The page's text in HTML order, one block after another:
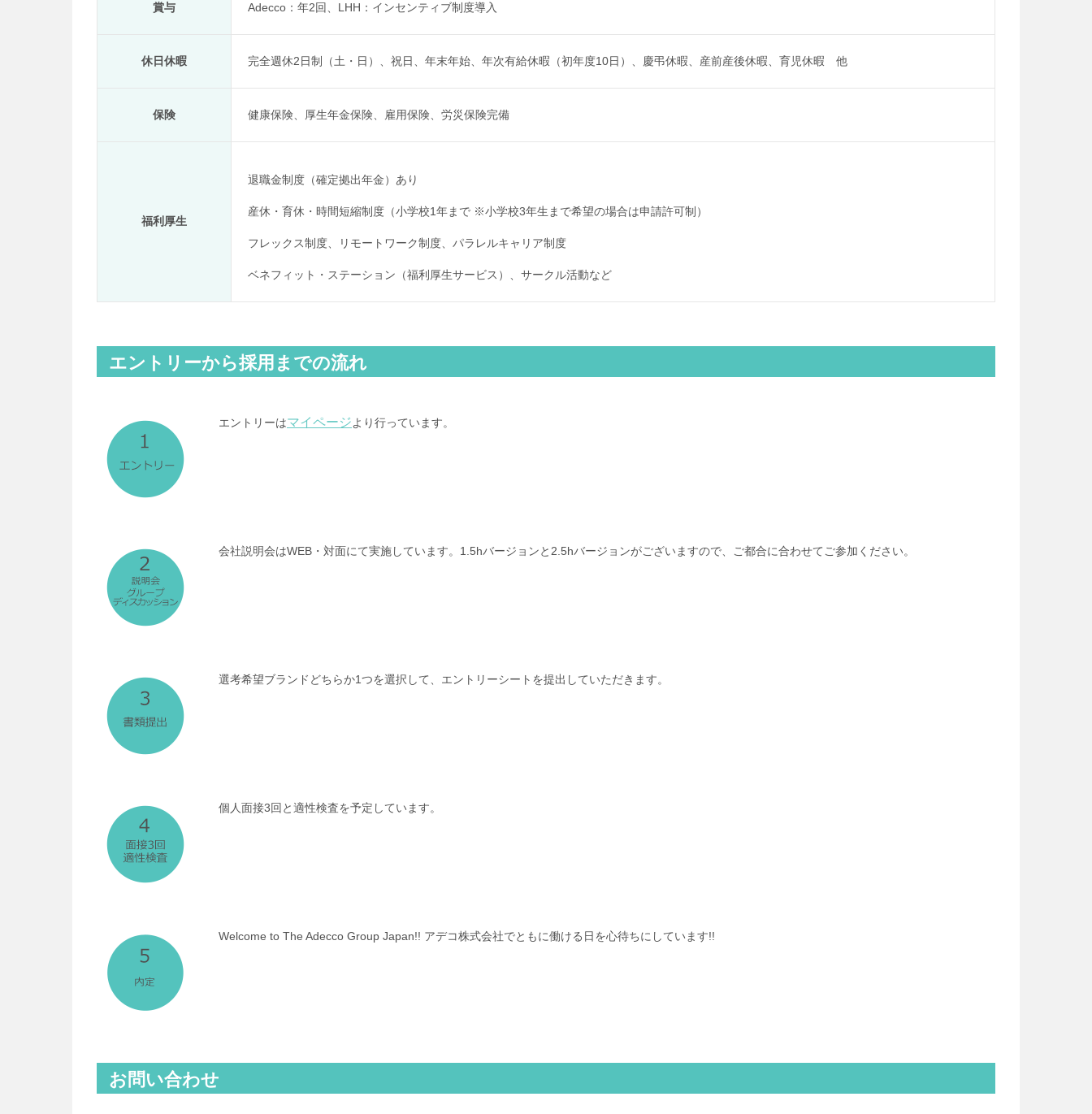
賞与 Adecco：年2回、LHH：インセンティブ制度導入
休日休暇 完全週休2日制（土・日）、祝日、年末年始、年次有給休暇（初年度10日）、慶弔休暇、産前産後休暇、育児休暇 他
保険 健康保険、厚生年金保険、雇用保険、労災保険完備
福利厚生
退職金制度（確定拠出年金）あり
産休・育休・時間短縮制度（小学校1年まで ※小学校3年生まで希望の場合は申請許可制）
フレックス制度、リモートワーク制度、パラレルキャリア制度
ベネフィット・ステーション（福利厚生サービス）、サークル活動など
エントリーから採用までの流れ
エントリーはマイページより行っています。
会社説明会はWEB・対面にて実施しています。1.5hバージョンと2.5hバージョンがございますので、ご都合に合わせてご参加ください。
選考希望ブランドどちらか1つを選択して、 エントリーシートを提出していただきます。
個人面接3回と適性検査を予定しています。
Welcome to The Adecco Group Japan!! アデコ株式会社でともに働ける日を心待ちにしています!!
お問い合わせ